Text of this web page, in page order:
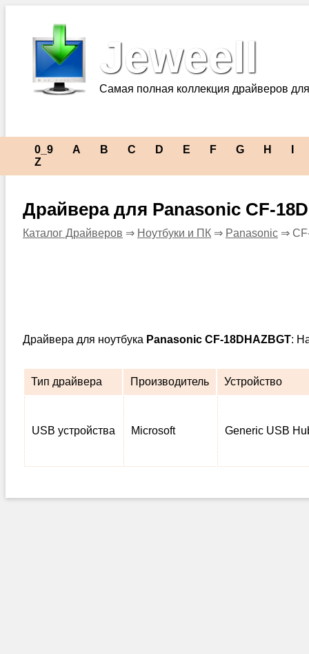
Jeweell
Самая полная коллекция драйверов
0_9 A B C D E F G H
Z
Драйвера для Panasonic CF-
Каталог Драйверов ⇒ Ноутбуки и ПК ⇒ Panasonic ⇒
Драйвера для ноутбука Panasonic CF-18DHAZBGT:
Тип драйвера Производитель Устройство
USB устройства Microsoft Generic USB